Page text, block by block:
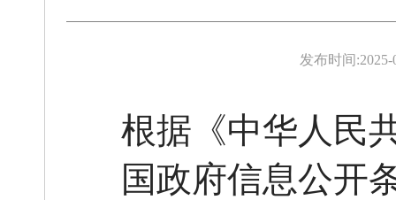
发布时间:2025-
根据《中华人民
国政府信息公开